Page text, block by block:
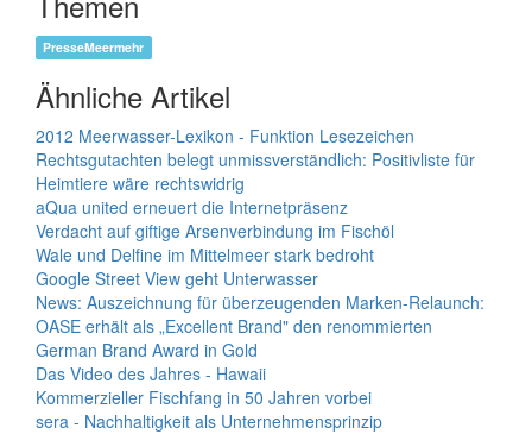
PresseMeermehr
Ähnliche Artikel
2012 Meerwasser-Lexikon - Funktion Lesezeichen
Rechtsgutachten belegt unmissverständlich: Positivliste für
Heimtiere wäre rechtswidrig
aQua united erneuert die Internetpräsenz
Verdacht auf giftige Arsenverbindung im Fischöl
Wale und Delfine im Mittelmeer stark bedroht
Google Street View geht Unterwasser
News: Auszeichnung für überzeugenden Marken-Relaunch:
OASE erhält als „Excellent Brand" den renommierten
German Brand Award in Gold
Das Video des Jahres - Hawaii
Kommerzieller Fischfang in 50 Jahren vorbei
sera - Nachhaltigkeit als Unternehmensprinzip